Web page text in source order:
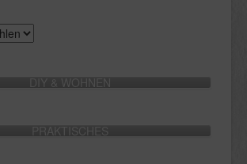
DIY & WOHNEN
PRAKTISCHES